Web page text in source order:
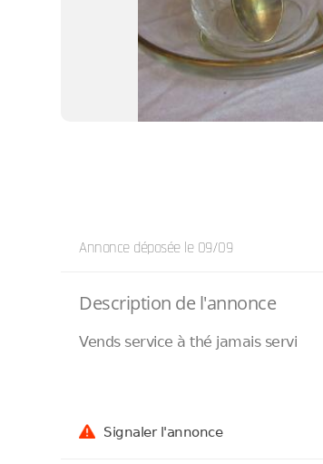
Annonce déposée le 09/09
Description de l'annonce
Vends service à thé jamais servi
Signaler l'annonce